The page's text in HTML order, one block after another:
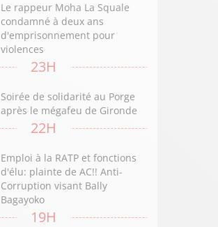
Le rappeur Moha La Squale
condamné à deux ans
d'emprisonnement pour
violences
23H
Soirée de solidarité au Porge
après le mégafeu de Gironde
22H
Emploi à la RATP et fonctions
d'élu: plainte de AC!! Anti-
Corruption visant Bally
Bagayoko
19H